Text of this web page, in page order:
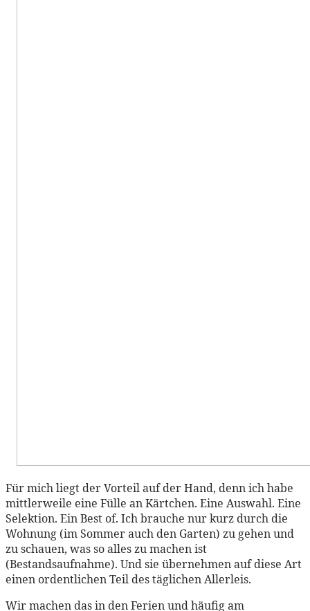
Für mich liegt der Vorteil auf der Hand, denn ich habe
mittlerweile eine Fülle an Kärtchen. Eine Auswahl. Eine
Selektion. Ein Best of. Ich brauche nur kurz durch die
Wohnung (im Sommer auch den Garten) zu gehen und
zu schauen, was so alles zu machen ist
(Bestandsaufnahme). Und sie übernehmen auf diese Art
einen ordentlichen Teil des täglichen Allerleis.
Wir machen das in den Ferien und häufig am